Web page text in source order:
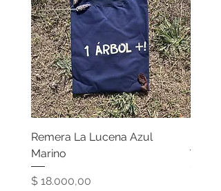
Remera La Lucena Azul
Marino
Precio
$ 18.000,00
Precio
$